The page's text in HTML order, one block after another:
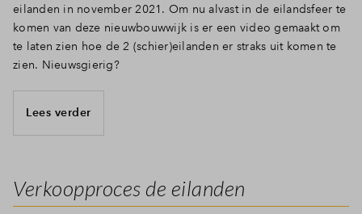
eilanden in november 2021. Om nu alvast in de eilandsfeer te
komen van deze nieuwbouwwijk is er een video gemaakt om
te laten zien hoe de 2 (schier)eilanden er straks uit komen te
zien. Nieuwsgierig?
Lees verder
Verkoopproces de eilanden